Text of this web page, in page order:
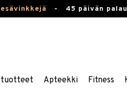
- 45 päivän
Apteekki Fitness